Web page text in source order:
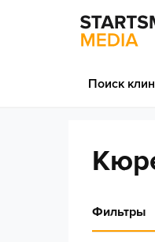
Поиск
Фильтры